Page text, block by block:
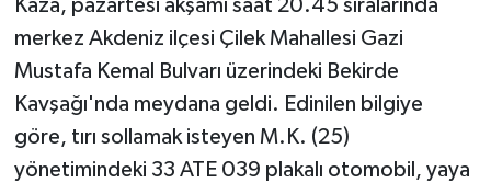
Kaza, pazartesi akşamı saat 20.45 sıralarında
merkez Akdeniz ilçesi Çilek Mahallesi Gazi
Mustafa Kemal Bulvarı üzerindeki Bekirde
Kavşağı'nda meydana geldi. Edinilen bilgiye
göre, tırı sollamak isteyen M.K. (25)
yönetimindeki 33 ATE 039 plakalı otomobil, yaya